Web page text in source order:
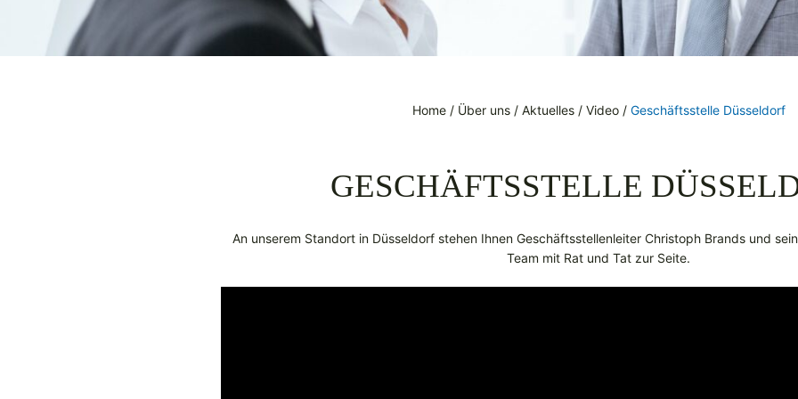
Home/ Über uns/ Aktuelles/ Video/ Geschäftsstelle Düsseldorf
GESCHÄFTSSTELLE
An unserem Standort in Düsseldorf stehen Ihnen Geschäftsstellenleiter Christoph Brands und
Team mit Rat und Tat zur Seite.